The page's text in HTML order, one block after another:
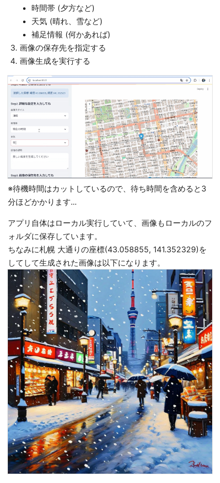
時間帯 (夕方など)
天気 (晴れ、雪など)
補足情報 (何かあれば)
画像の保存先を指定する
画像生成を実行する
※待機時間はカットしているので、待ち時間を含めると3
分ほどかかります...
アプリ自体はローカル実行していて、画像もローカルのフ
ォルダに保存しています。
ちなみに札幌 大通りの座標(43.058855, 141.352329)を
してして生成された画像は以下になります。